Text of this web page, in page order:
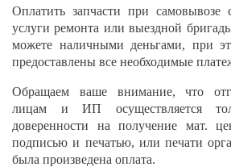
Оплатить запчасти при самовывозе
услуги ремонта или выездной
можете наличными деньгами, при
предоставлены все необходимые
Обращаем ваше внимание, что
лицам и ИП осуществляется
доверенности на получение мат.
подписью и печатью, или печати
была произведена оплата.